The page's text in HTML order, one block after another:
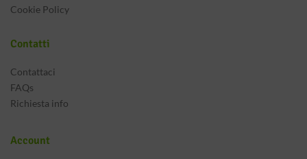
Cookie Policy
Contatti
Contattaci
FAQs
Richiesta info
Account